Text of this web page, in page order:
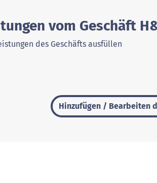
vom Geschäft
des Geschäfts ausfüllen
Hinzufügen / Bearbeiten